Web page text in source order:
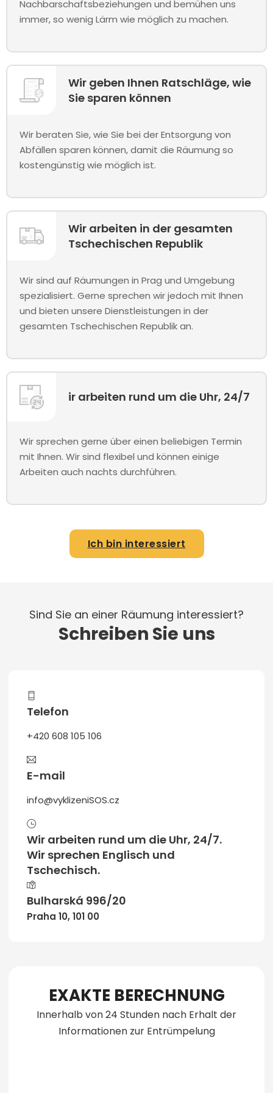
Nachbarschaftsbeziehungen und bemühen uns
immer, so wenig Lärm wie möglich zu machen.
Wir geben Ihnen Ratschläge, wie
Sie sparen können
Wir beraten Sie, wie Sie bei der Entsorgung von
Abfällen sparen können, damit die Räumung so
kostengünstig wie möglich ist.
Wir arbeiten in der gesamten
Tschechischen Republik
Wir sind auf Räumungen in Prag und Umgebung
spezialisiert. Gerne sprechen wir jedoch mit Ihnen
und bieten unsere Dienstleistungen in der
gesamten Tschechischen Republik an.
ir arbeiten rund um die Uhr, 24/7
Wir sprechen gerne über einen beliebigen Termin
mit Ihnen. Wir sind flexibel und können einige
Arbeiten auch nachts durchführen.
Ich bin interessiert
Sind Sie an einer Räumung interessiert?
Schreiben Sie uns
Telefon
+420 608 105 106
E-mail
info@vyklizeniSOS.cz
Wir arbeiten rund um die Uhr, 24/7.
Wir sprechen Englisch und
Tschechisch.
Bulharská 996/20
Praha 10, 101 00
EXAKTE BERECHNUNG
Innerhalb von 24 Stunden nach Erhalt der
Informationen zur Entrümpelung